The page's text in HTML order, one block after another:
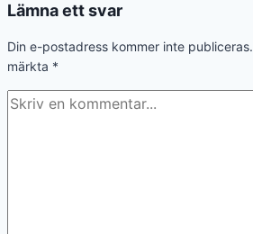
Lämna ett svar
Din e-postadress kommer inte publiceras.
märkta *